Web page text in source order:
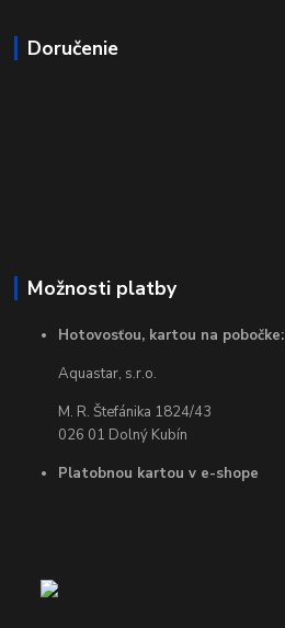
Doručenie
Možnosti platby
Hotovosťou, kartou na pobočke:
Aquastar, s.r.o.
M. R. Štefánika 1824/43
026 01 Dolný Kubín
Platobnou kartou v e-shope